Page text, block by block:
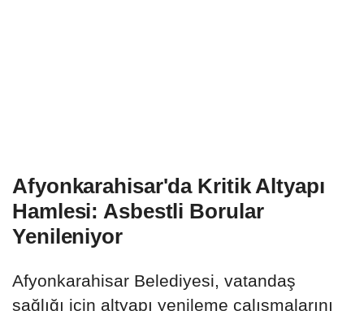
Afyonkarahisar'da Kritik Altyapı
Hamlesi: Asbestli Borular
Yenileniyor
Afyonkarahisar Belediyesi, vatandaş
sağlığı için altyapı yenileme çalışmalarını